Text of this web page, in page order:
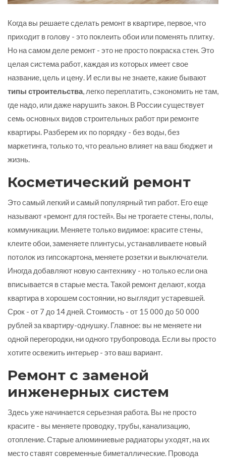
Когда вы решаете сделать ремонт в квартире, первое, что
приходит в голову - это поклеить обои или поменять плитку.
Но на самом деле ремонт - это не просто покраска стен. Это
целая система работ, каждая из которых имеет свое
название, цель и цену. И если вы не знаете, какие бывают
типы строительства, легко переплатить, сэкономить не там,
где надо, или даже нарушить закон. В России существует
семь основных видов строительных работ при ремонте
квартиры. Разберем их по порядку - без воды, без
маркетинга, только то, что реально влияет на ваш бюджет и
жизнь.
Косметический ремонт
Это самый легкий и самый популярный тип работ. Его еще
называют «ремонт для гостей». Вы не трогаете стены, полы,
коммуникации. Меняете только видимое: красите стены,
клеите обои, заменяете плинтусы, устанавливаете новый
потолок из гипсокартона, меняете розетки и выключатели.
Иногда добавляют новую сантехнику - но только если она
вписывается в старые места. Такой ремонт делают, когда
квартира в хорошем состоянии, но выглядит устаревшей.
Срок - от 7 до 14 дней. Стоимость - от 15 000 до 50 000
рублей за квартиру-однушку. Главное: вы не меняете ни
одной перегородки, ни одного трубопровода. Если вы просто
хотите освежить интерьер - это ваш вариант.
Ремонт с заменой
инженерных систем
Здесь уже начинается серьезная работа. Вы не просто
красите - вы меняете проводку, трубы, канализацию,
отопление. Старые алюминиевые радиаторы уходят, на их
место ставят современные биметаллические. Провода